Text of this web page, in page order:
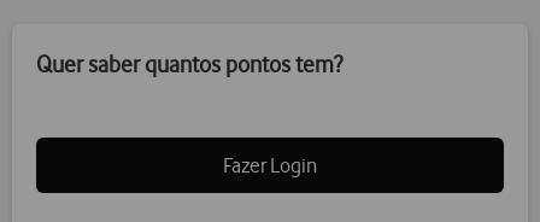
Quer saber quantos pontos tem?
Fazer Login